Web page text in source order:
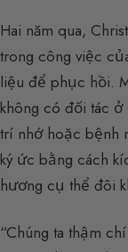
Hai năm qua,
trong công việc
liệu để phục hồi.
không có đối tác
trí nhớ hoặc bệnh
ký ức bằng cách
hương cụ thể đôi
“Chúng ta thậm